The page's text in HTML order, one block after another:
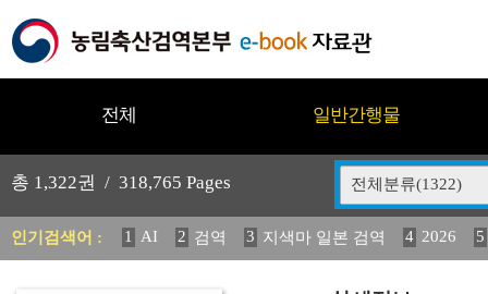
전체 일반간행물
총 1,322권 / 318,765 Pages 전체분류(1322)
인기검색어 : 1 AI 2 검역 3 지색마 일본 검역 4 2026
5
11 2025 12 중독성 식물 도감 13 媛 異 14